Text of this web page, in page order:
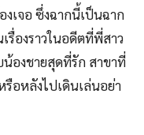
งเจอ ซึ่งฉากนี้เป็นฉาก
รื่องราวในอดีตที่พี่สาว
องชายสุดที่รัก สาขาที่
อหลังไปเดินเล่นอย่า